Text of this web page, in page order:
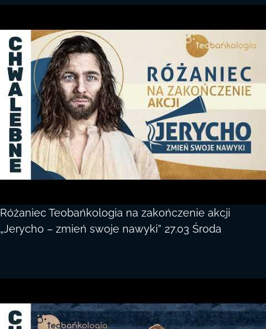
Różaniec Teobańkologia na zakończenie akcji
„Jerycho – zmień swoje nawyki” 27.03 Środa